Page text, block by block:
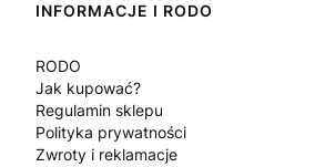
INFORMACJE I RODO
RODO
Jak kupować?
Regulamin sklepu
Polityka prywatności
Zwroty i reklamacje